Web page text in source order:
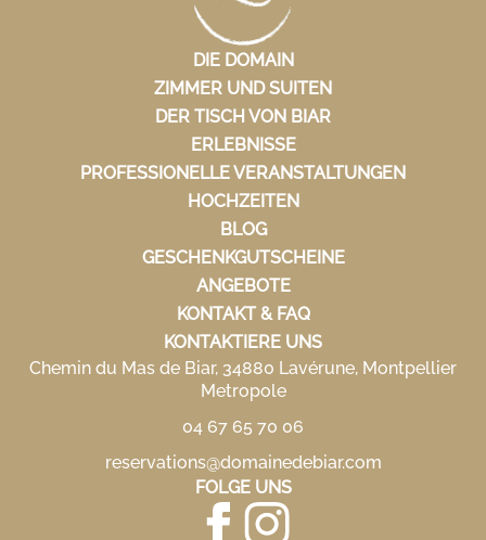
DIE DOMAIN
ZIMMER UND SUITEN
DER TISCH VON BIAR
ERLEBNISSE
PROFESSIONELLE VERANSTALTUNGEN
HOCHZEITEN
BLOG
GESCHENKGUTSCHEINE
ANGEBOTE
KONTAKT & FAQ
KONTAKTIERE UNS
Chemin du Mas de Biar, 34880 Lavérune, Montpellier
Metropole
04 67 65 70 06
reservations@domainedebiar.com
FOLGE UNS